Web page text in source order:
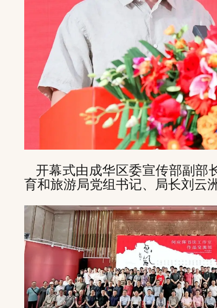
开幕式由成华区委宣传部副部
育和旅游局党组书记、局长刘云